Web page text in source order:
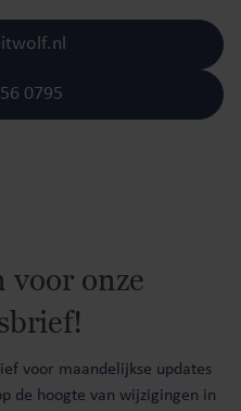
0795
voor onze
voor maandelijkse updates
de hoogte van wijzigingen in